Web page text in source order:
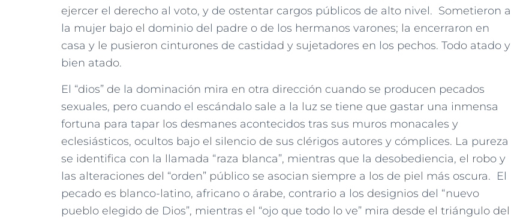
ejercer el derecho al voto, y de ostentar cargos públicos de alto nivel. Sometieron a
la mujer bajo el dominio del padre o de los hermanos varones; la encerraron en
casa y le pusieron cinturones de castidad y sujetadores en los pechos. Todo atado y
bien atado.
El “dios” de la dominación mira en otra dirección cuando se producen pecados
sexuales, pero cuando el escándalo sale a la luz se tiene que gastar una inmensa
fortuna para tapar los desmanes acontecidos tras sus muros monacales y
eclesiásticos, ocultos bajo el silencio de sus clérigos autores y cómplices. La pureza
se identifica con la llamada “raza blanca”, mientras que la desobediencia, el robo y
las alteraciones del “orden” público se asocian siempre a los de piel más oscura. El
pecado es blanco-latino, africano o árabe, contrario a los designios del “nuevo
pueblo elegido de Dios”, mientras el “ojo que todo lo ve” mira desde el triángulo del